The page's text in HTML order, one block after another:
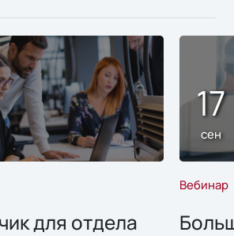
для отдела
17
сен
Вебинар